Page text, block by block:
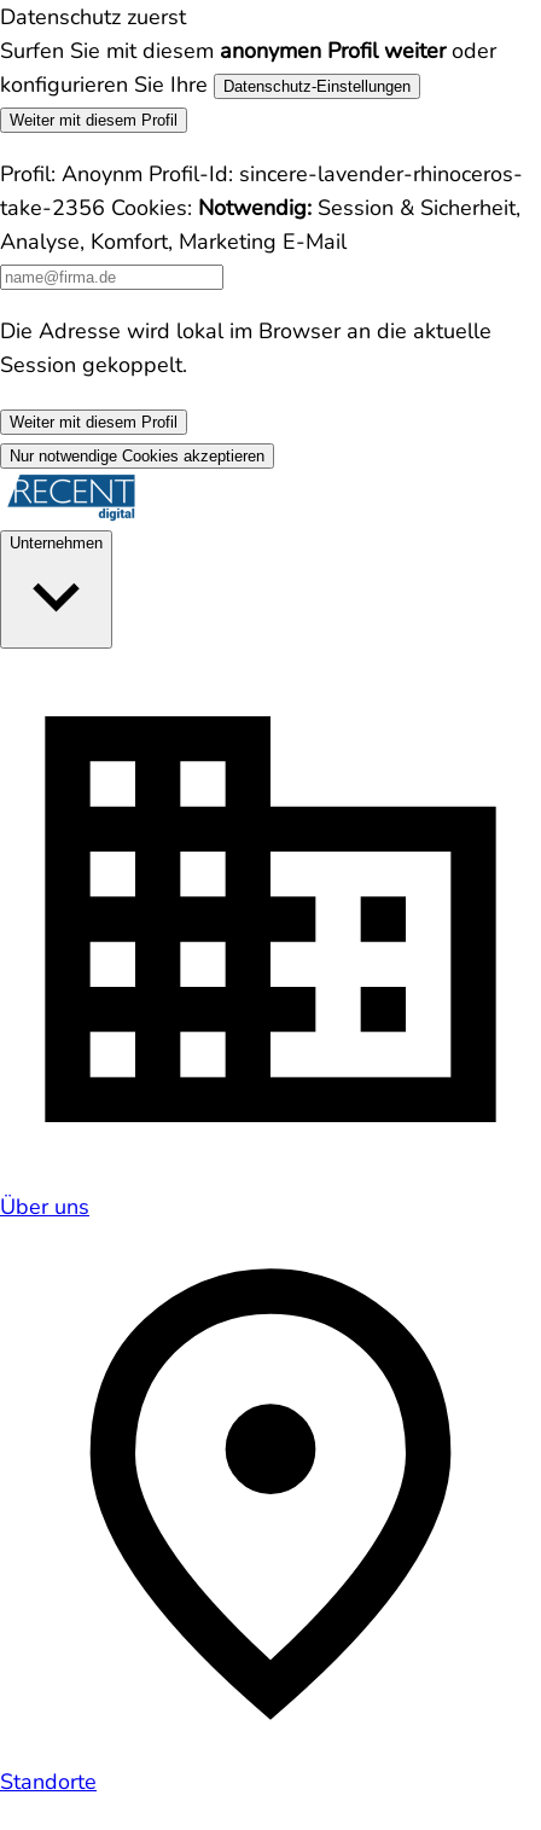
Datenschutz zuerst
Surfen Sie mit diesem anonymen Profil weiteroder
konfigurieren Sie Ihre
Datenschutz-Einstellungen
Weiter mit diesem Profil
Profil: Anoynm Profil-Id: sincere-lavender-rhinoceros-
take-2356 Cookies: Notwendig: Session & Sicherheit,
Analyse, Komfort, Marketing E-Mail
Die Adresse wird lokal im Browser an die aktuelle
Session gekoppelt.
Weiter mit diesem Profil
Nur notwendige Cookies akzeptieren
Unternehmen
Über uns
Standorte